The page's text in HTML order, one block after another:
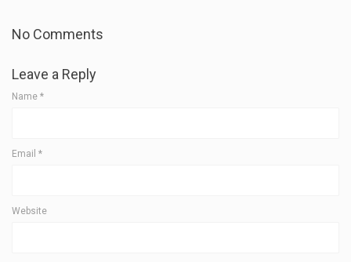
No Comments
Leave a Reply
Name *
Email *
Website